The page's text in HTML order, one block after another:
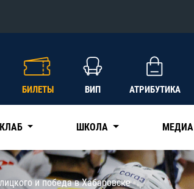
БИЛЕТЫ ВИП АТРИБУТИКА
ШКОЛА МЕДИА
и победа в Хабаровске